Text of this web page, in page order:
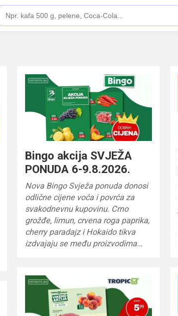
Bingo akcija SVJEŽA
PONUDA 6-9.8.2026.
Nova Bingo Svježa ponuda donosi
odlične cijene voća i povrća za
svakodnevnu kupovinu. Crno
grožđe, limun, crvena roga paprika,
cherry paradajz i Hokaido tikva
izdvajaju se među proizvodima…